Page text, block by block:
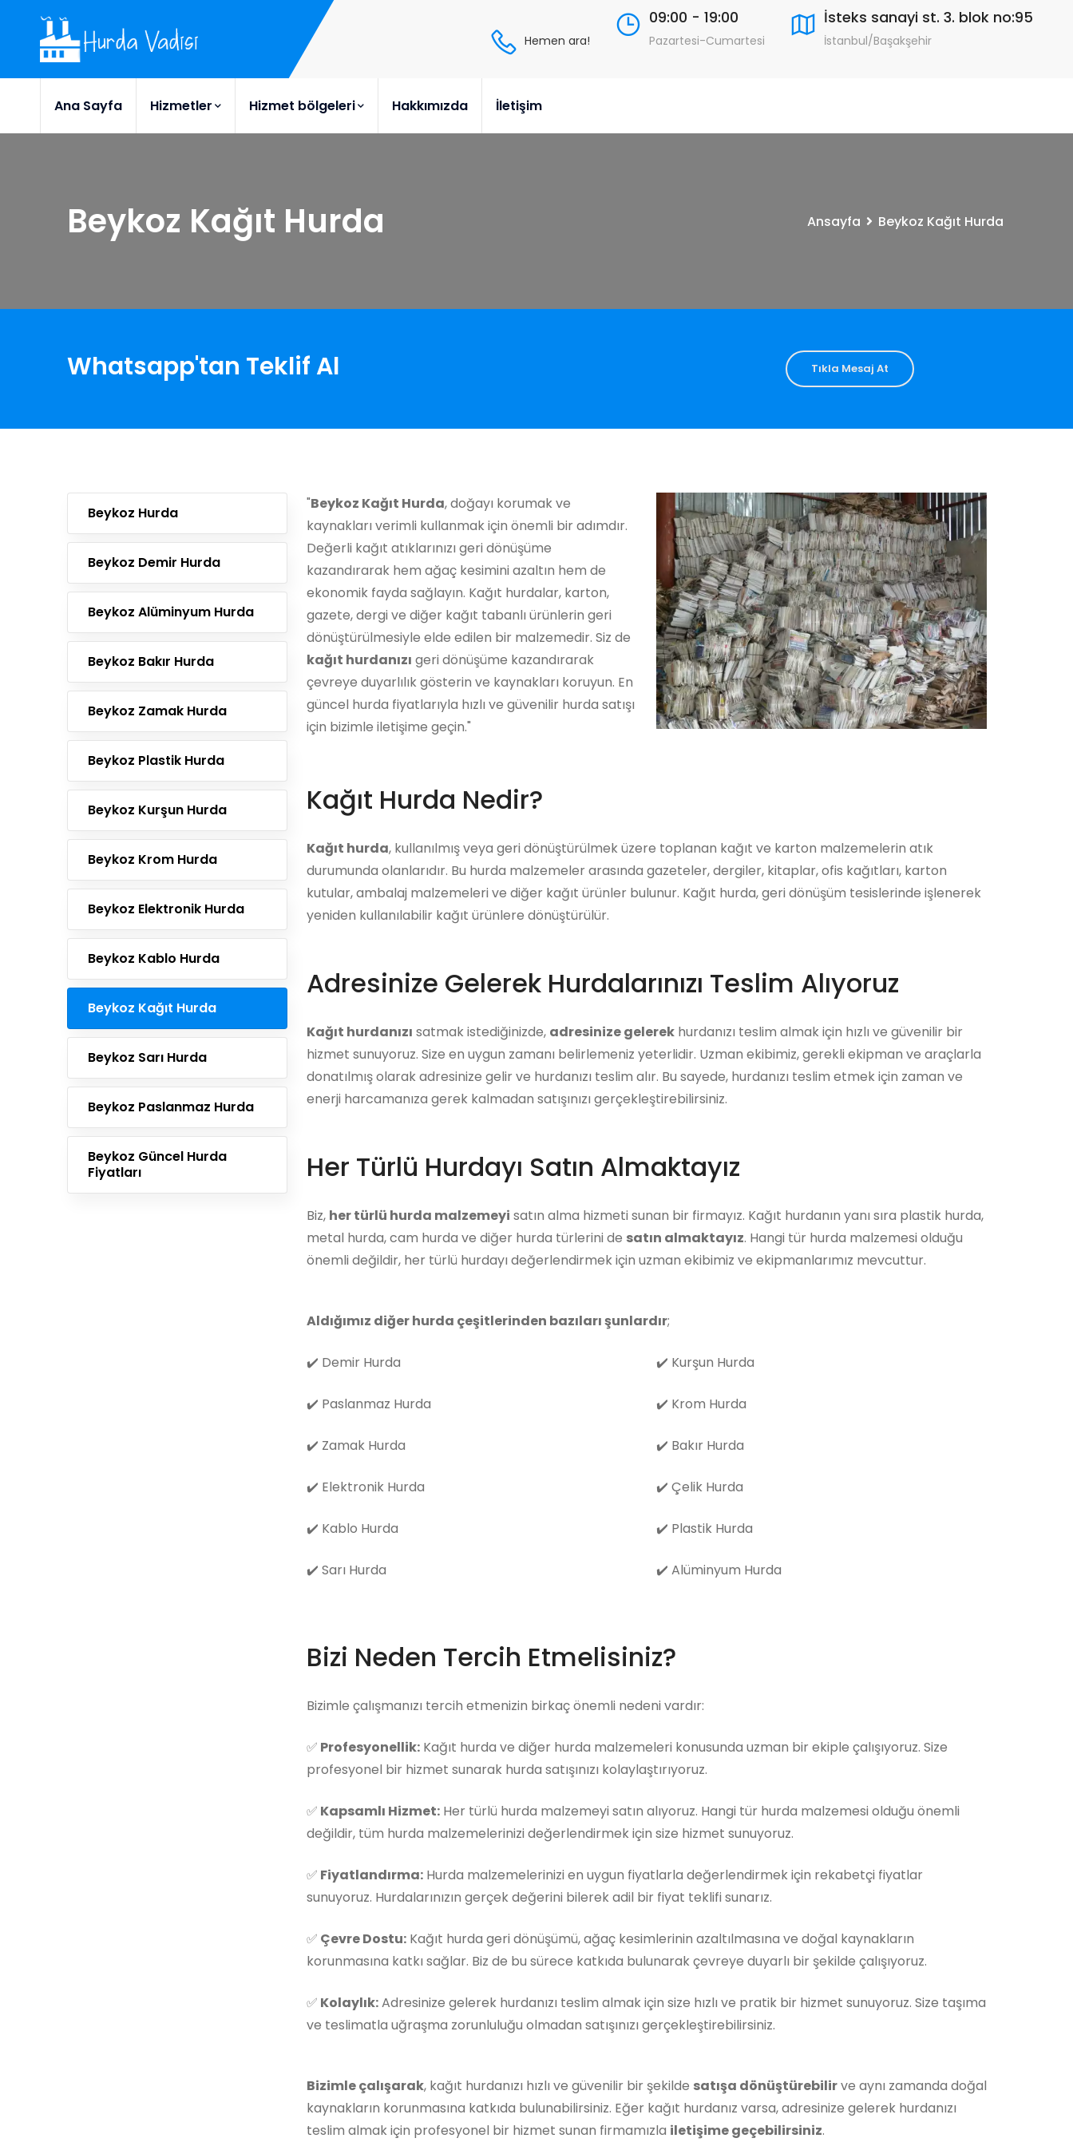
Hemen ara!
09:00 - 19:00
Pazartesi-Cumartesi
İsteks sanayi st. 3. blok no:95
İstanbul/Başakşehir
Ana Sayfa Hizmetler Hizmet bölgeleri Hakkımızda İletişim
Beykoz Kağıt Hurda Ansayfa Beykoz Kağıt Hurda
Whatsapp'tan Teklif Al Tıkla Mesaj At
Beykoz Hurda
Beykoz Demir Hurda
Beykoz Alüminyum Hurda
Beykoz Bakır Hurda
Beykoz Zamak Hurda
Beykoz Plastik Hurda
Beykoz Kurşun Hurda
Beykoz Krom Hurda
Beykoz Elektronik Hurda
Beykoz Kablo Hurda
Beykoz Kağıt Hurda
Beykoz Sarı Hurda
Beykoz Paslanmaz Hurda
Beykoz Güncel Hurda
Fiyatları
"Beykoz Kağıt Hurda, doğayı korumak ve
kaynakları verimli kullanmak için önemli bir adımdır.
Değerli kağıt atıklarınızı geri dönüşüme
kazandırarak hem ağaç kesimini azaltın hem de
ekonomik fayda sağlayın. Kağıt hurdalar, karton,
gazete, dergi ve diğer kağıt tabanlı ürünlerin geri
dönüştürülmesiyle elde edilen bir malzemedir. Siz de
kağıt hurdanızı geri dönüşüme kazandırarak
çevreye duyarlılık gösterin ve kaynakları koruyun. En
güncel hurda fiyatlarıyla hızlı ve güvenilir hurda satışı
için bizimle iletişime geçin."
Kağıt Hurda Nedir?
Kağıt hurda, kullanılmış veya geri dönüştürülmek üzere toplanan kağıt ve karton malzemelerin atık
durumunda olanlarıdır. Bu hurda malzemeler arasında gazeteler, dergiler, kitaplar, ofis kağıtları, karton
kutular, ambalaj malzemeleri ve diğer kağıt ürünler bulunur. Kağıt hurda, geri dönüşüm tesislerinde işlenerek
yeniden kullanılabilir kağıt ürünlere dönüştürülür.
Adresinize Gelerek Hurdalarınızı Teslim Alıyoruz
Kağıt hurdanızı satmak istediğinizde, adresinize gelerek hurdanızı teslim almak için hızlı ve güvenilir bir
hizmet sunuyoruz. Size en uygun zamanı belirlemeniz yeterlidir. Uzman ekibimiz, gerekli ekipman ve araçlarla
donatılmış olarak adresinize gelir ve hurdanızı teslim alır. Bu sayede, hurdanızı teslim etmek için zaman ve
enerji harcamanıza gerek kalmadan satışınızı gerçekleştirebilirsiniz.
Her Türlü Hurdayı Satın Almaktayız
Biz, her türlü hurda malzemeyi satın alma hizmeti sunan bir firmayız. Kağıt hurdanın yanı sıra plastik hurda,
metal hurda, cam hurda ve diğer hurda türlerini de satın almaktayız. Hangi tür hurda malzemesi olduğu
önemli değildir, her türlü hurdayı değerlendirmek için uzman ekibimiz ve ekipmanlarımız mevcuttur.
Aldığımız diğer hurda çeşitlerinden bazıları şunlardır;
✔️ Demir Hurda
✔️ Paslanmaz Hurda
✔️ Zamak Hurda
✔️ Elektronik Hurda
✔️ Kablo Hurda
✔️ Sarı Hurda
✔️ Kurşun Hurda
✔️ Krom Hurda
✔️ Bakır Hurda
✔️ Çelik Hurda
✔️ Plastik Hurda
✔️ Alüminyum Hurda
Bizi Neden Tercih Etmelisiniz?
Bizimle çalışmanızı tercih etmenizin birkaç önemli nedeni vardır:
✅ Profesyonellik: Kağıt hurda ve diğer hurda malzemeleri konusunda uzman bir ekiple çalışıyoruz. Size
profesyonel bir hizmet sunarak hurda satışınızı kolaylaştırıyoruz.
✅ Kapsamlı Hizmet: Her türlü hurda malzemeyi satın alıyoruz. Hangi tür hurda malzemesi olduğu önemli
değildir, tüm hurda malzemelerinizi değerlendirmek için size hizmet sunuyoruz.
✅ Fiyatlandırma: Hurda malzemelerinizi en uygun fiyatlarla değerlendirmek için rekabetçi fiyatlar
sunuyoruz. Hurdalarınızın gerçek değerini bilerek adil bir fiyat teklifi sunarız.
✅ Çevre Dostu: Kağıt hurda geri dönüşümü, ağaç kesimlerinin azaltılmasına ve doğal kaynakların
korunmasına katkı sağlar. Biz de bu sürece katkıda bulunarak çevreye duyarlı bir şekilde çalışıyoruz.
✅ Kolaylık:Adresinize gelerek hurdanızı teslim almak için size hızlı ve pratik bir hizmet sunuyoruz. Size taşıma
ve teslimatla uğraşma zorunluluğu olmadan satışınızı gerçekleştirebilirsiniz.
Bizimle çalışarak, kağıt hurdanızı hızlı ve güvenilir bir şekilde satışa dönüştürebilirve aynı zamanda doğal
kaynakların korunmasına katkıda bulunabilirsiniz. Eğer kağıt hurdanız varsa, adresinize gelerek hurdanızı
teslim almak için profesyonel bir hizmet sunan firmamızla iletişime geçebilirsiniz.